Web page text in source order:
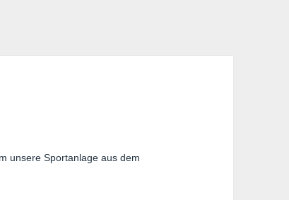
unsere Sportanlage aus dem